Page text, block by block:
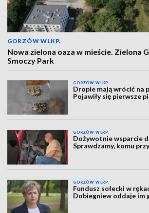
GORZÓW WLKP.
Nowa zielona oaza w mieście. Zielona
Smoczy Park
GORZÓW WLKP.
Dropie mają wrócić na
Pojawiły się pierwsze
GORZÓW WLKP.
Dożywotnie wsparcie
Sprawdzamy, komu
GORZÓW WLKP.
Fundusz sołecki w
Dobiegniew oddaje im